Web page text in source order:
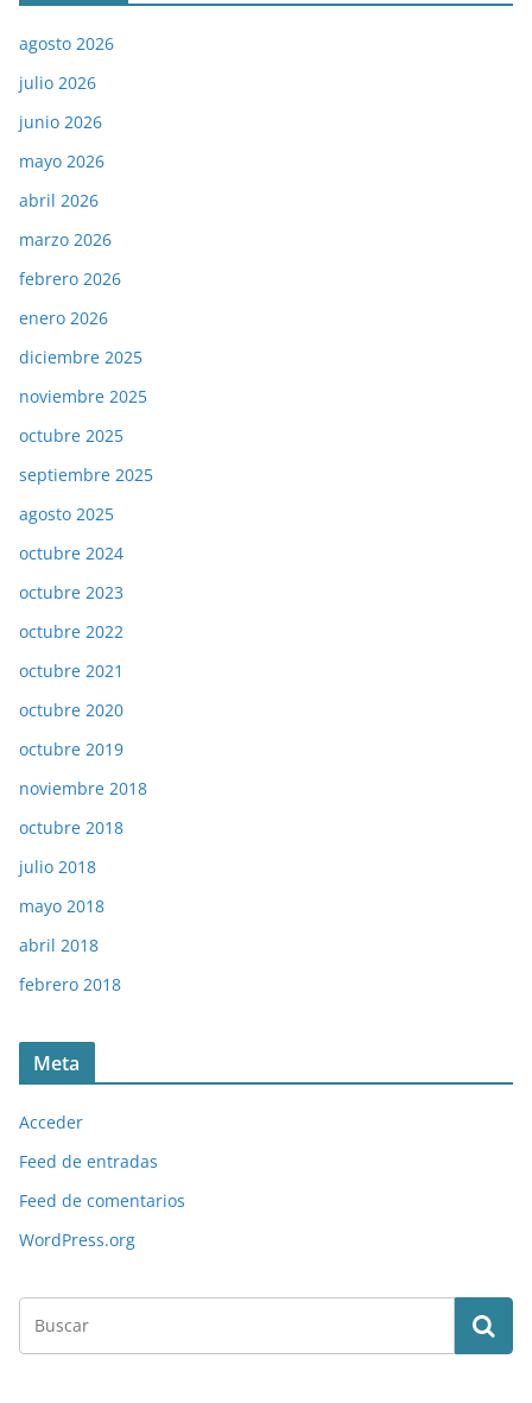
agosto 2026
julio 2026
junio 2026
mayo 2026
abril 2026
marzo 2026
febrero 2026
enero 2026
diciembre 2025
noviembre 2025
octubre 2025
septiembre 2025
agosto 2025
octubre 2024
octubre 2023
octubre 2022
octubre 2021
octubre 2020
octubre 2019
noviembre 2018
octubre 2018
julio 2018
mayo 2018
abril 2018
febrero 2018
Meta
Acceder
Feed de entradas
Feed de comentarios
WordPress.org